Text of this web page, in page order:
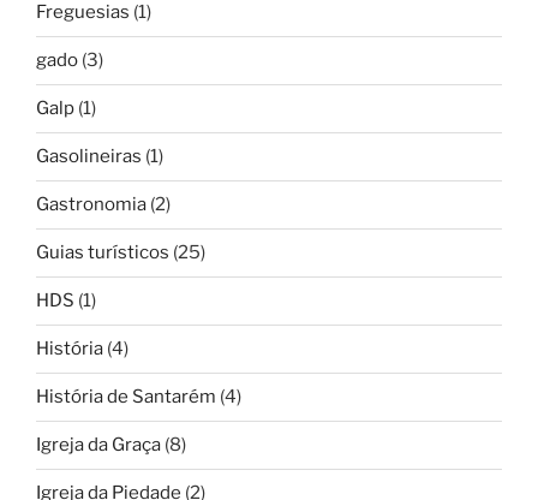
Freguesias (1)
gado (3)
Galp (1)
Gasolineiras (1)
Gastronomia (2)
Guias turísticos (25)
HDS (1)
História (4)
História de Santarém (4)
Igreja da Graça (8)
Igreja da Piedade (2)